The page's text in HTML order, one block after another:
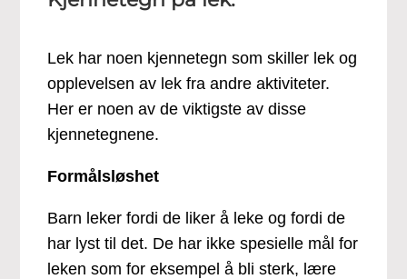
Lek har noen kjennetegn som skiller lek og
opplevelsen av lek fra andre aktiviteter.
Her er noen av de viktigste av disse
kjennetegnene.
Formålsløshet
Barn leker fordi de liker å leke og fordi de
har lyst til det. De har ikke spesielle mål for
leken som for eksempel å bli sterk, lære